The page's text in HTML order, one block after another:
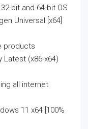
bit and 64-bit OS
Universal [x64]
products
Latest (x86-x64)
all internet
11 x64 [100%